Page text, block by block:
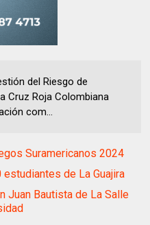
del Riesgo de
Cruz Roja Colombiana
com...
Suramericanos 2024
estudiantes de La Guajira
Juan Bautista de La Salle